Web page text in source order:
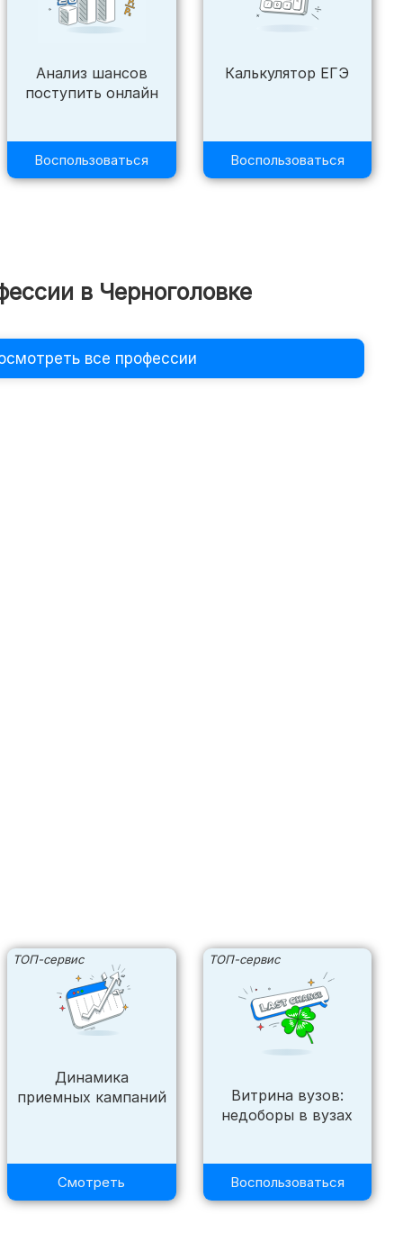
Анализ шансов
поступить онлайн
Воспользоваться
Калькулятор ЕГЭ
Воспользоваться
в Черноголовке
все профессии
ТОП-сервис
Динамика
приемных кампаний
Смотреть
ТОП-сервис
Витрина вузов:
недоборы в вузах
Воспользоваться